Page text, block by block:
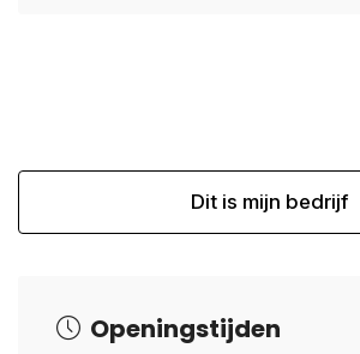
Dit is mijn bedrijf
Openingstijden